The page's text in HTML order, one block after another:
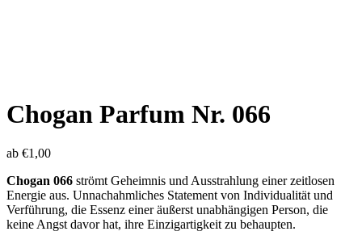
Chogan Parfum Nr. 066
ab €1,00
Chogan 066 strömt Geheimnis und Ausstrahlung einer zeitlosen
Energie aus. Unnachahmliches Statement von Individualität und
Verführung, die Essenz einer äußerst unabhängigen Person, die
keine Angst davor hat, ihre Einzigartigkeit zu behaupten.